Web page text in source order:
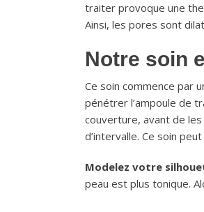
traiter provoque une
Ainsi, les pores sont
Notre soin
Ce soin commence par
pénétrer l’ampoule de
couverture, avant de
d’intervalle. Ce soin
Modelez votre
peau est plus tonique.